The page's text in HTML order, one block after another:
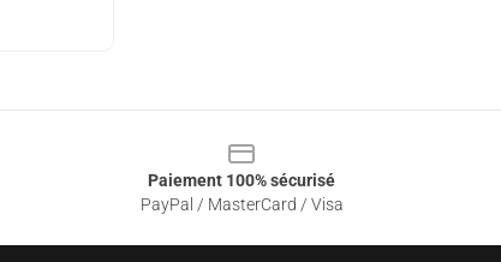
Paiement 100% sécurisé
PayPal / MasterCard / Visa